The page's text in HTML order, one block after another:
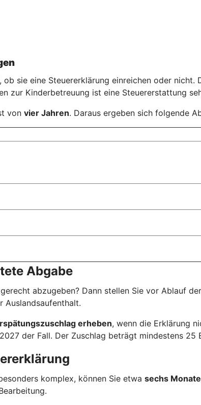
ob sie eine Steuererklärung einreichen oder
zur Kinderbetreuung ist eine Steuererstattung
von vier Jahren. Daraus ergeben sich folgende
Abgabe
abzugeben? Dann stellen Sie vor Ablauf
Auslandsaufenthalt.
erheben, wenn die Erklärung
der Fall. Der Zuschlag beträgt mindestens 25
komplex, können Sie etwa sechs